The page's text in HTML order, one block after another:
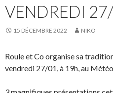
VENDREDI
15 DÉCEMBRE 2022 NIKO
Roule et Co organise sa
vendredi 27/01, à 19h, au